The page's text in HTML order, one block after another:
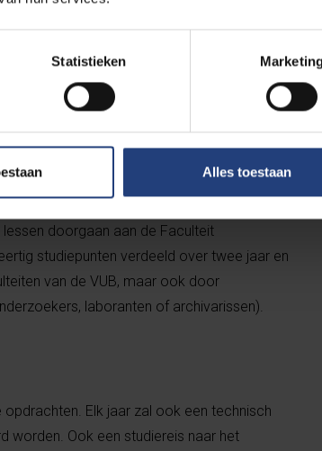
Statistieken
Alles toestaan
verder op te leiden en ze
lessen doorgaan aan de Faculteit
studiepunten verdeeld over twee jaar en
van de VUB, maar ook door
laboranten of archivarissen).
Elk jaar zal ook een technisch
worden. Ook een studiereis naar het